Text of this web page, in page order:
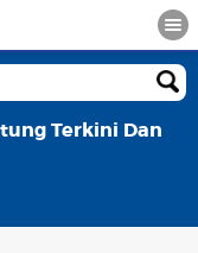
Terkini Dan